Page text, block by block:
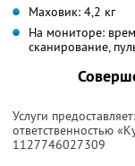
Маховик: 4,2 кг
На мониторе:
сканирование,
Услуги
ответственностью
1127746027309